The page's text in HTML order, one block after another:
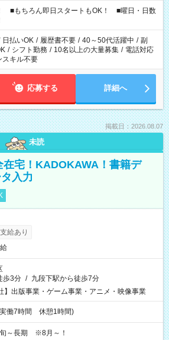
■もちろん即日スタートもOK！ ■曜日・日数
日払いOK / 履歴書不要 / 40～50代活躍中 / 副
/ シフト勤務 / 10名以上の大量募集 / 電話対応
スキル不要
応募する 詳細へ
掲載日：2026.08.07
未読
在宅！KADOKAWA！書籍デ
入力
給あり
歩3分 / 九段下駅から徒歩7分
】出版事業・ゲーム事業・アニメ・映像事業
働7時間 休憩1時間)
～長期 ※8月～！